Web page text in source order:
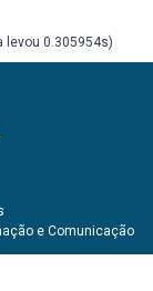
levou 0.305954s)
e Comunicação